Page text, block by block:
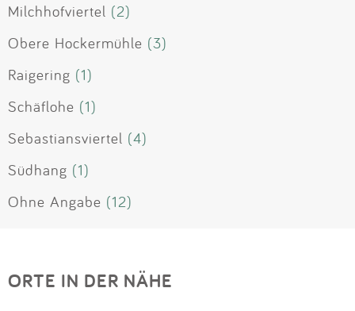
Milchhofviertel (2)
Obere Hockermühle (3)
Raigering (1)
Schäflohe (1)
Sebastiansviertel (4)
Südhang (1)
Ohne Angabe (12)
ORTE IN DER NÄHE